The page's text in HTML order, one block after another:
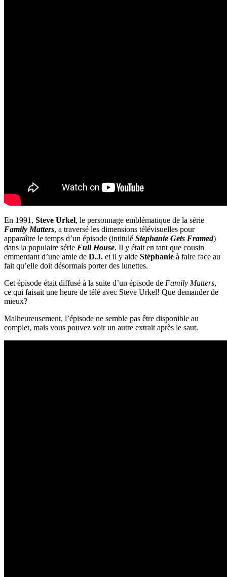
En 1991, Steve Urkel, le personnage emblématique de la série
Family Matters, a traversé les dimensions télévisuelles pour
apparaître le temps d’un épisode (intitulé Stephanie Gets Framed)
dans la populaire série Full House. Il y était en tant que cousin
emmerdant d’une amie de D.J. et il y aide Stéphanie à faire face au
fait qu’elle doit désormais porter des lunettes.
Cet épisode était diffusé à la suite d’un épisode de Family Matters,
ce qui faisait une heure de télé avec Steve Urkel! Que demander de
mieux?
Malheureusement, l’épisode ne semble pas être disponible au
complet, mais vous pouvez voir un autre extrait après le saut.